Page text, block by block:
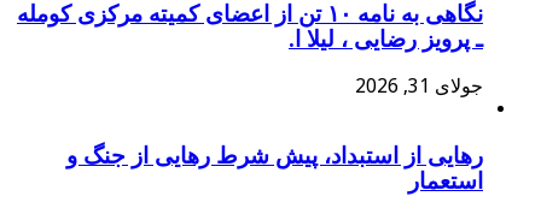
نگاهی به نامه ۱۰ تن از اعضای کمیته مرکزی کومله
ـ پرویز رضایی ، لیلا ا.
جولای 31, 2026
رهایی از استبداد، پیش شرط رهایی از جنگ و
استعمار